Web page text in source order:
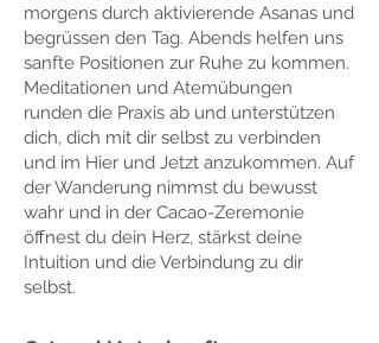
morgens durch aktivierende Asanas und
begrüssen den Tag. Abends helfen uns
sanfte Positionen zur Ruhe zu kommen.
Meditationen und Atemübungen
runden die Praxis ab und unterstützen
dich, dich mit dir selbst zu verbinden
und im Hier und Jetzt anzukommen. Auf
der Wanderung nimmst du bewusst
wahr und in der Cacao-Zeremonie
öffnest du dein Herz, stärkst deine
Intuition und die Verbindung zu dir
selbst.